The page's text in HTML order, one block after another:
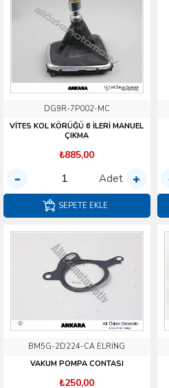
DG9R-7P002-MC
VİTES KOL KÖRÜĞÜ 6 İLERİ MANUEL
ÇIKMA
₺885,00
Adet
SEPETE EKLE
BM5G-2D224-CA ELRİNG
VAKUM POMPA CONTASI
₺250,00